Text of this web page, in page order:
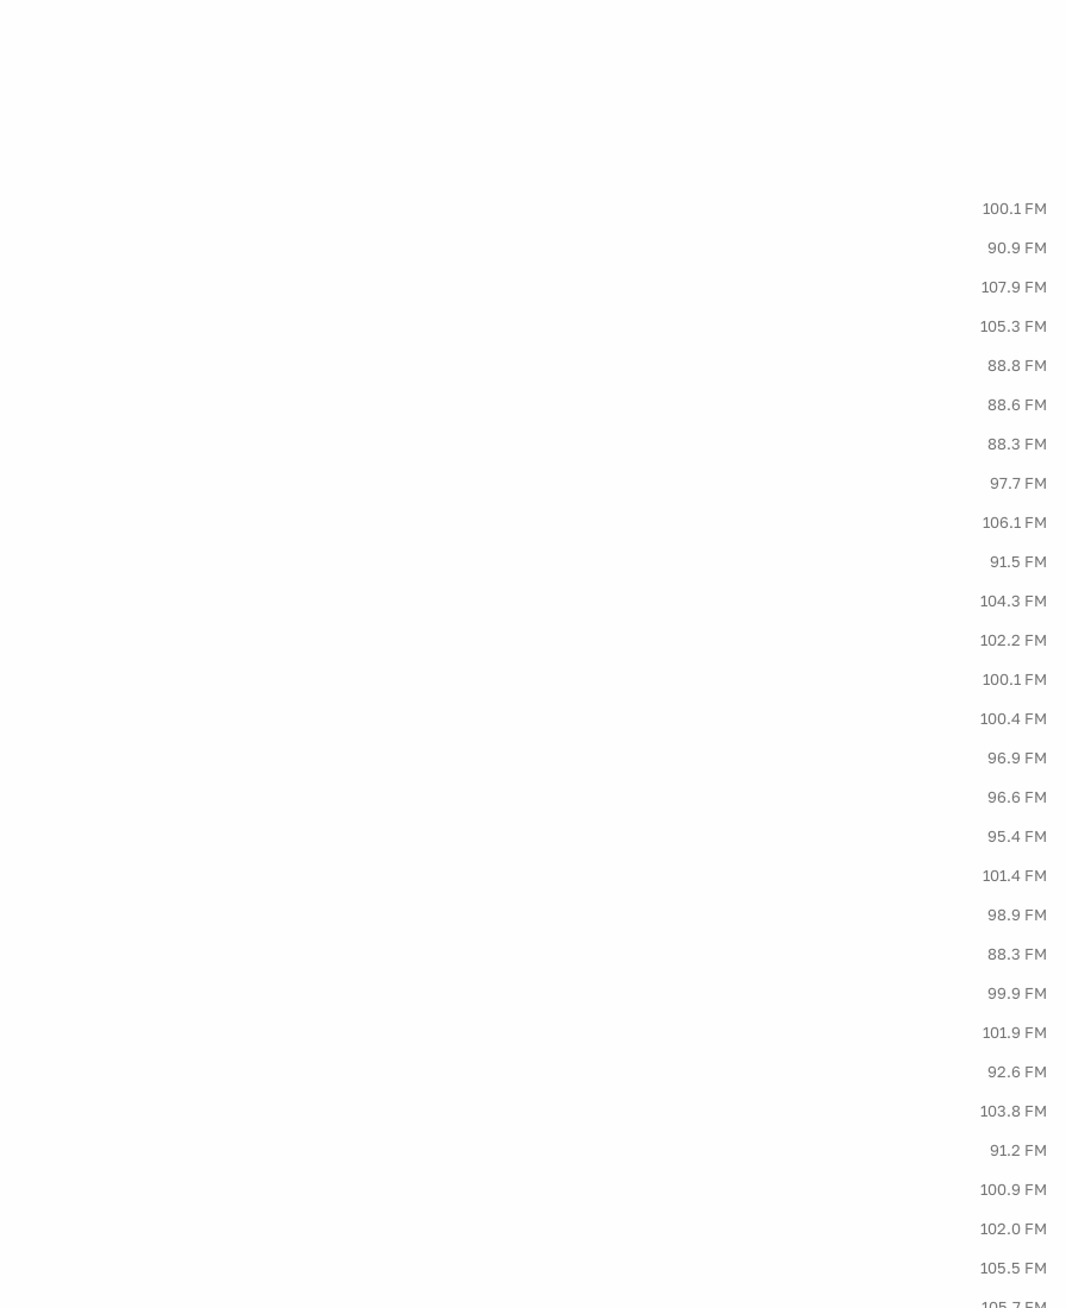
100.1 FM
90.9 FM
107.9 FM
105.3 FM
88.8 FM
88.6 FM
88.3 FM
97.7 FM
106.1 FM
91.5 FM
104.3 FM
102.2 FM
100.1 FM
100.4 FM
96.9 FM
96.6 FM
95.4 FM
101.4 FM
98.9 FM
88.3 FM
99.9 FM
101.9 FM
92.6 FM
103.8 FM
91.2 FM
100.9 FM
102.0 FM
105.5 FM